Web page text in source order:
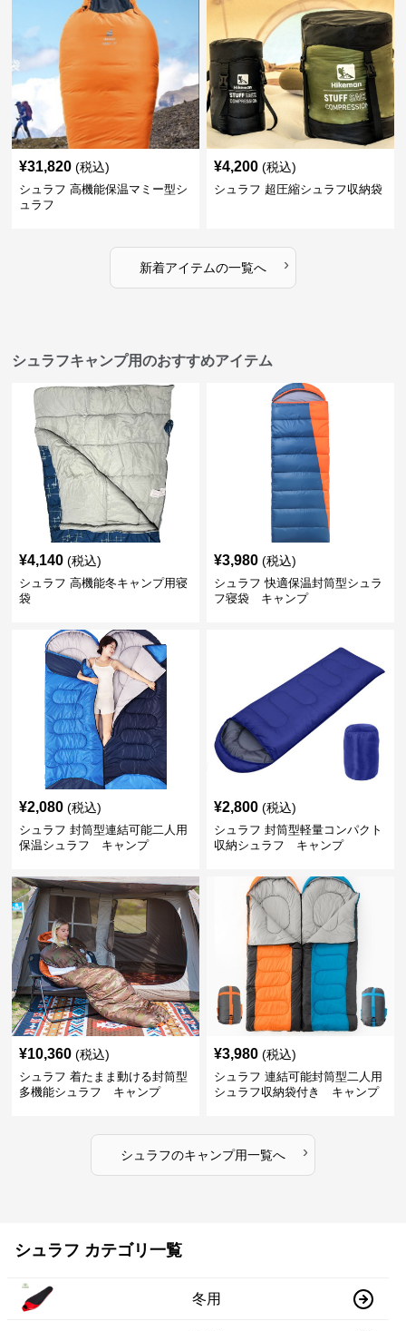
¥31,820 (税込)
シュラフ 高機能保温マミー型シ
ュラフ
¥4,200 (税込)
シュラフ 超圧縮シュラフ収納袋
新着アイテムの一覧へ ›
シュラフキャンプ用のおすすめアイテム
¥4,140 (税込)
シュラフ 高機能冬キャンプ用寝
袋
¥3,980 (税込)
シュラフ 快適保温封筒型シュラ
フ寝袋 キャンプ
¥2,080 (税込)
シュラフ 封筒型連結可能二人用
保温シュラフ キャンプ
¥2,800 (税込)
シュラフ 封筒型軽量コンパクト
収納シュラフ キャンプ
¥10,360 (税込)
シュラフ 着たまま動ける封筒型
多機能シュラフ キャンプ
¥3,980 (税込)
シュラフ 連結可能封筒型二人用
シュラフ収納袋付き キャンプ
シュラフのキャンプ用一覧へ ›
シュラフ カテゴリ一覧
冬用